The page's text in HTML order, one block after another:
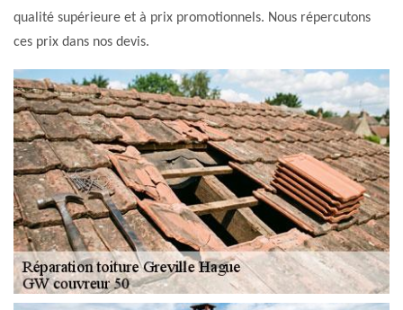
qualité supérieure et à prix promotionnels. Nous répercutons
ces prix dans nos devis.